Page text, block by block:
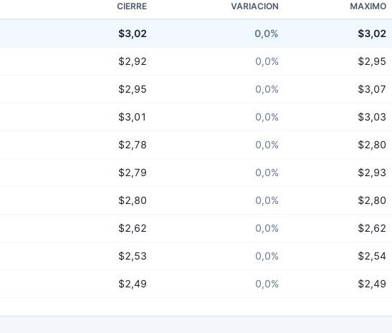
CIERRE VARIACION MAXIMO
$3,02 0,0% $3,02
$2,92 0,0% $2,95
$2,95 0,0% $3,07
$3,01 0,0% $3,03
$2,78 0,0% $2,80
$2,79 0,0% $2,93
$2,80 0,0% $2,80
$2,62 0,0% $2,62
$2,53 0,0% $2,54
$2,49 0,0% $2,49